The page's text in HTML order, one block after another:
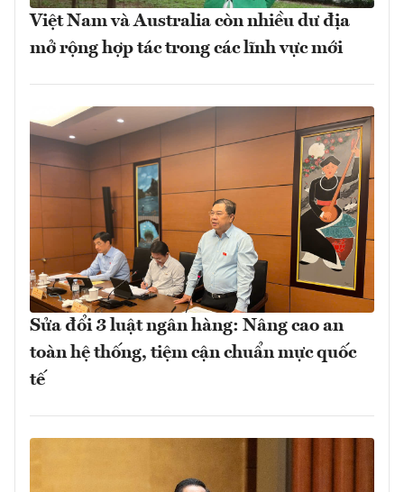
Việt Nam và Australia còn nhiều dư địa
mở rộng hợp tác trong các lĩnh vực mới
Sửa đổi 3 luật ngân hàng: Nâng cao an
toàn hệ thống, tiệm cận chuẩn mực quốc
tế